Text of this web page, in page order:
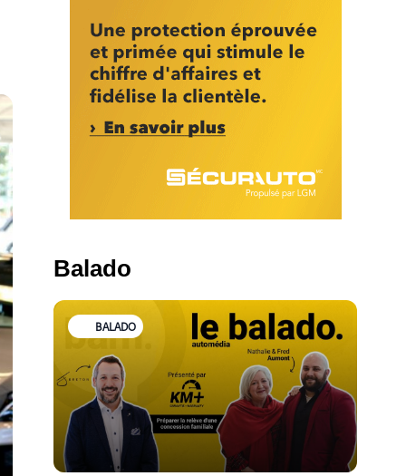
Balado
BALADO